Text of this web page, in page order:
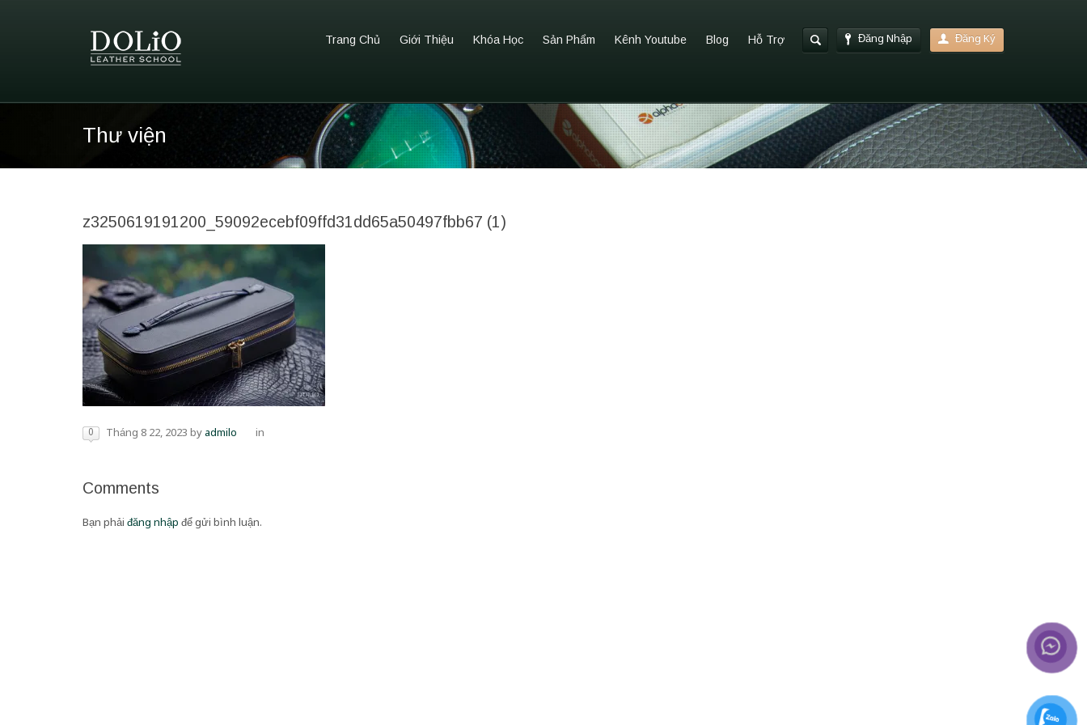
Đăng Nhập Đăng Ký
Trang Chủ Giới Thiệu Khóa Học Sản Phẩm Kênh Youtube Blog Hỗ Trợ
Thư viện
z3250619191200_59092ecebf09ffd31dd65a50497fbb67 (1)
0 Tháng 8 22, 2023 byadmilo in
Comments
Bạn phải đăng nhập để gửi bình luận.